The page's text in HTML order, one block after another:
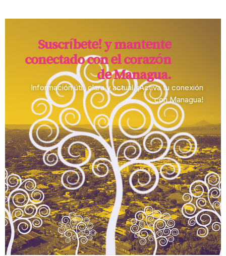
Suscríbete! y mantente
conectado con el corazón
de Managua.​
Información útil, clara y actual. ¡Activa tu conexión
con Managua!